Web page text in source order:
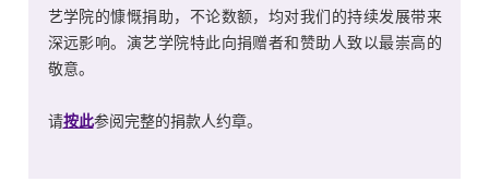
艺学院的慷慨捐助，不论数额，均对我们的持续发展带来
深远影响。演艺学院特此向捐赠者和赞助人致以最崇高的
敬意。
请按此参阅完整的捐款人约章。